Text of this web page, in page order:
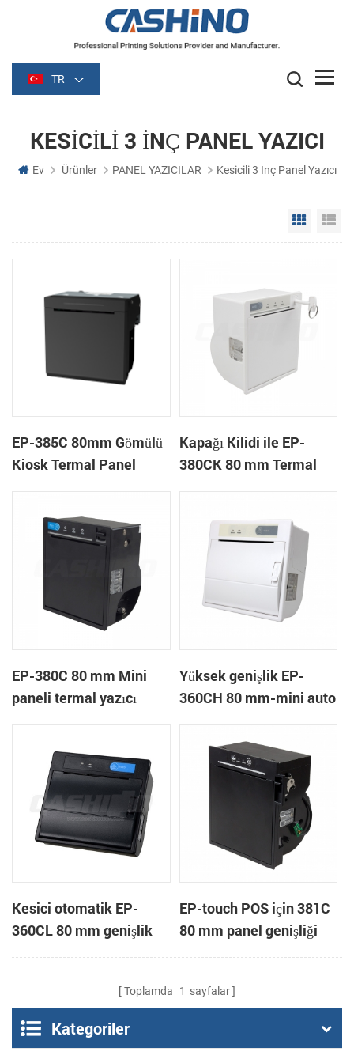
TR
KESICILI 3 INÇ PANEL YAZICI
Ev Ürünler PANEL YAZICILAR Kesicili 3 Inç Panel Yazıcı
Grid
EP-385C 80mm Gömülü
Kiosk Termal Panel
Kapağı Kilidi ile EP-
380CK 80 mm Termal
EP-380C 80 mm Mini
paneli termal yazıcı
Yüksek genişlik EP-
360CH 80 mm-mini auto
kesici hız-
Kesici otomatik EP-
360CL 80 mm genişlik
mini paneli termal yazıcı
EP-touch POS için 381C
80 mm panel genişliği
termal yazıcı terminal
Toplamda 1 sayfalar
Kategoriler